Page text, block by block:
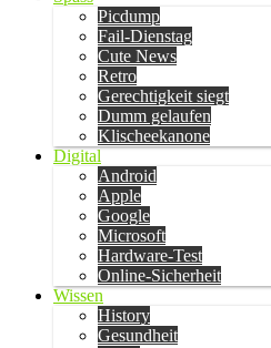
Picdump
Fail-Dienstag
Cute News
Retro
Gerechtigkeit siegt
Dumm gelaufen
Klischeekanone
Digital
Android
Apple
Google
Microsoft
Hardware-Test
Online-Sicherheit
Wissen
History
Gesundheit